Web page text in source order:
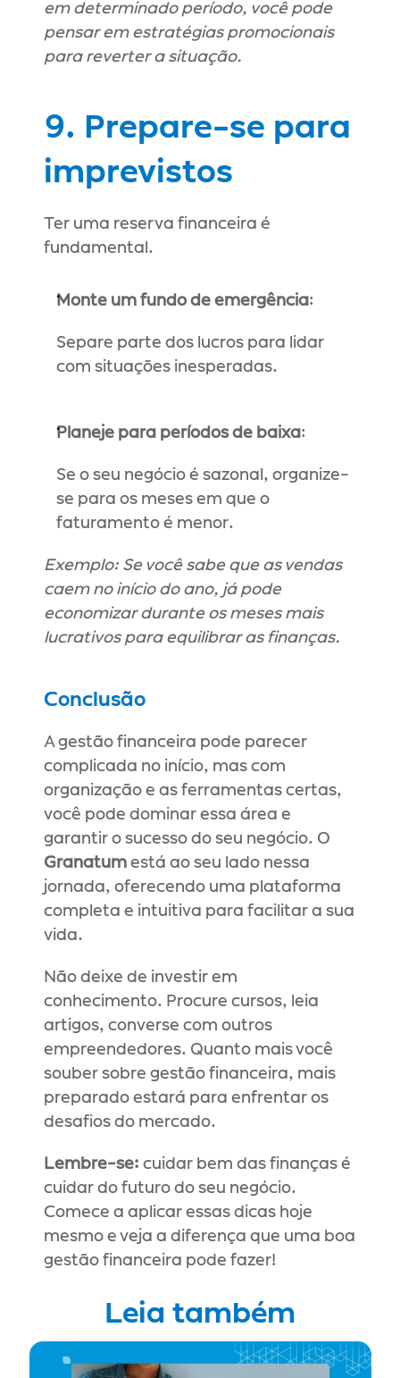
em determinado período, você pode
pensar em estratégias promocionais
para reverter a situação.
9. Prepare-se para
imprevistos
Ter uma reserva financeira é
fundamental.
Monte um fundo de emergência:
Separe parte dos lucros para lidar
com situações inesperadas.
Planeje para períodos de baixa:
Se o seu negócio é sazonal, organize-
se para os meses em que o
faturamento é menor.
Exemplo: Se você sabe que as vendas
caem no início do ano, já pode
economizar durante os meses mais
lucrativos para equilibrar as finanças.
Conclusão
A gestão financeira pode parecer
complicada no início, mas com
organização e as ferramentas certas,
você pode dominar essa área e
Granatum está ao seu lado nessa
jornada, oferecendo uma plataforma
completa e intuitiva para facilitar a sua
vida.
Não deixe de investir em
conhecimento. Procure cursos, leia
artigos, converse com outros
empreendedores. Quanto mais você
souber sobre gestão financeira, mais
preparado estará para enfrentar os
desafios do mercado.
Lembre-se: cuidar bem das finanças é
cuidar do futuro do seu negócio.
Comece a aplicar essas dicas hoje
mesmo e veja a diferença que uma boa
gestão financeira pode fazer!
Leia também